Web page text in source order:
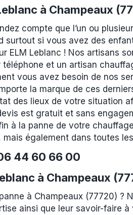
à Champeaux
compte que l’un ou
surtout si vous avez des
ELM Leblanc ! Nos artisans
téléphone et un artisan
vous avez besoin de nos
la marque de ces
des lieux de votre situation
est gratuit et sans
à la panne de votre
également dans toutes
44 60 66 00
à Champeaux
à Champeaux (77720) ?
ainsi que leur savoir-faire